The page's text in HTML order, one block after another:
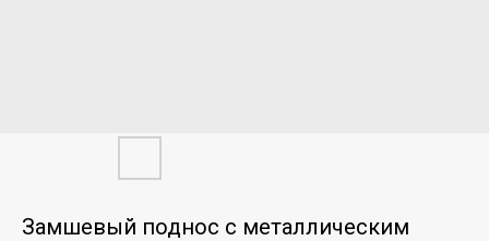
Замшевый поднос с металлическим